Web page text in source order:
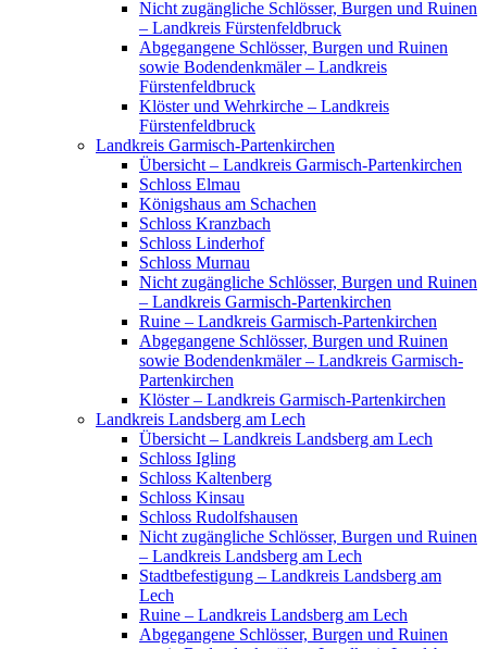
Nicht zugängliche Schlösser, Burgen und Ruinen
– Landkreis Fürstenfeldbruck
Abgegangene Schlösser, Burgen und Ruinen
sowie Bodendenkmäler – Landkreis
Fürstenfeldbruck
Klöster und Wehrkirche – Landkreis
Fürstenfeldbruck
Landkreis Garmisch-Partenkirchen
Übersicht – Landkreis Garmisch-Partenkirchen
Schloss Elmau
Königshaus am Schachen
Schloss Kranzbach
Schloss Linderhof
Schloss Murnau
Nicht zugängliche Schlösser, Burgen und Ruinen
– Landkreis Garmisch-Partenkirchen
Ruine – Landkreis Garmisch-Partenkirchen
Abgegangene Schlösser, Burgen und Ruinen
sowie Bodendenkmäler – Landkreis Garmisch-
Partenkirchen
Klöster – Landkreis Garmisch-Partenkirchen
Landkreis Landsberg am Lech
Übersicht – Landkreis Landsberg am Lech
Schloss Igling
Schloss Kaltenberg
Schloss Kinsau
Schloss Rudolfshausen
Nicht zugängliche Schlösser, Burgen und Ruinen
– Landkreis Landsberg am Lech
Stadtbefestigung – Landkreis Landsberg am
Lech
Ruine – Landkreis Landsberg am Lech
Abgegangene Schlösser, Burgen und Ruinen